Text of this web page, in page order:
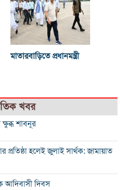
মাতারবাড়িতে প্রধানমন্ত্রী
খবর
শাবনূর
প্রতিষ্ঠা হলেই জুলাই সার্থক: জামায়াত
আদিবাসী দিবস